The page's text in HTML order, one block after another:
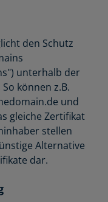
den Schutz
unterhalb der
können z.B.
und
gleiche Zertifikat
stellen
Alternative
dar.